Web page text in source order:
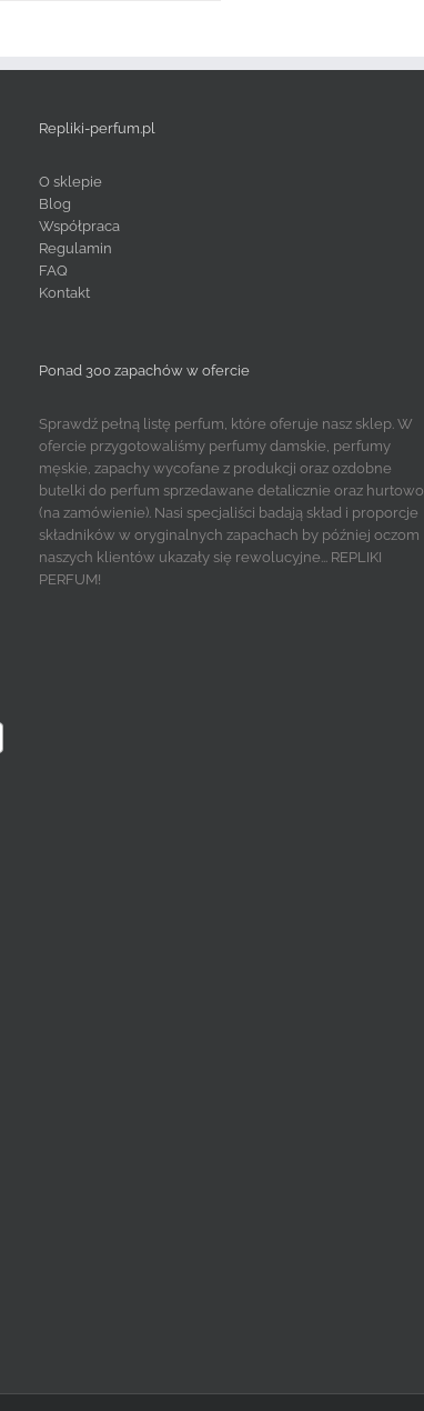

Repliki-perfum.pl
O sklepie
Blog
Współpraca
Regulamin
FAQ
Kontakt
Ponad 300 zapachów w ofercie
Sprawdź pełną listę perfum, które oferuje nasz sklep. W
ofercie przygotowaliśmy perfumy damskie, perfumy
męskie, zapachy wycofane z produkcji oraz ozdobne
butelki do perfum sprzedawane detalicznie oraz hurtowo
(na zamówienie). Nasi specjaliści badają skład i proporcje
składników w oryginalnych zapachach by później oczom
naszych klientów ukazały się rewolucyjne... REPLIKI
PERFUM!